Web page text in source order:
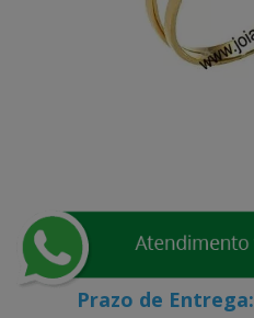
Prazo de Entrega: